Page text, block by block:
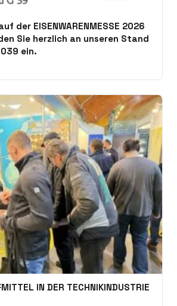
der EISENWARENMESSE 2026
Sie herzlich an unseren Stand
ein.
IN DER TECHNIKINDUSTRIE